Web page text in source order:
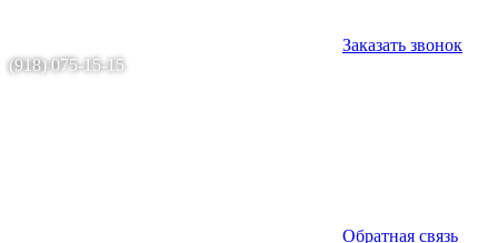
Заказать звонок
(918) 075-15-15
Обратная связь